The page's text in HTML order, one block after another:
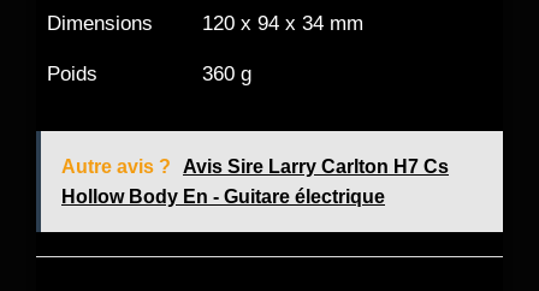
Dimensions 120 x 94 x 34 mm
Poids 360 g
Autre avis ?
Avis Sire Larry Carlton H7 Cs
Hollow Body En - Guitare électrique